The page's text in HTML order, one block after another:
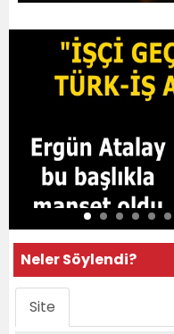
Neler Söylendi?
Site